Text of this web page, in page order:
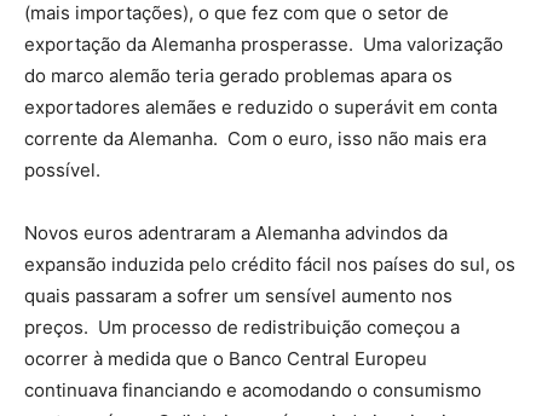
(mais importações), o que fez com que o setor de
exportação da Alemanha prosperasse. Uma valorização
do marco alemão teria gerado problemas apara os
exportadores alemães e reduzido o superávit em conta
corrente da Alemanha. Com o euro, isso não mais era
possível.
Novos euros adentraram a Alemanha advindos da
expansão induzida pelo crédito fácil nos países do sul, os
quais passaram a sofrer um sensível aumento nos
preços. Um processo de redistribuição começou a
ocorrer à medida que o Banco Central Europeu
continuava financiando e acomodando o consumismo